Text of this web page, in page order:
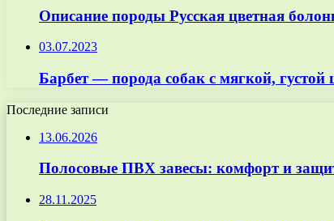
Описание породы Русская цветная
03.07.2023
Барбет — порода собак с мягкой,
Последние записи
13.06.2026
Полосовые ПВХ завесы: комфорт и
28.11.2025